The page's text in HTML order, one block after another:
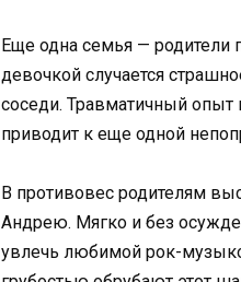
Еще одна семья — родители
девочкой случается
соседи. Травматичный
приводит к еще одной
В противовес родителям
Андрею. Мягко и без
увлечь любимой рок-